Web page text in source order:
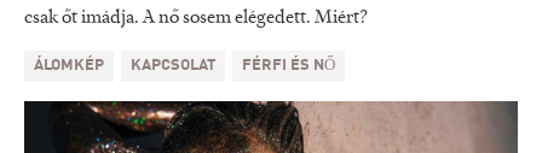
csak őt imádja. A nő sosem elégedett. Miért?
ÁLOMKÉP KAPCSOLAT FÉRFI ÉS NŐ